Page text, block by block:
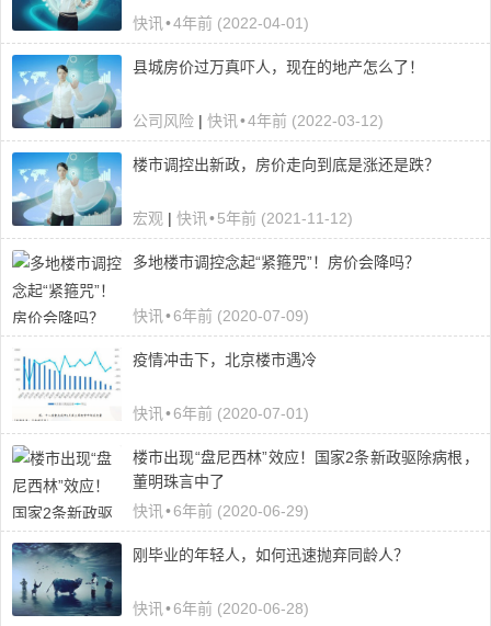
快讯 •4年前 (2022-04-01)
县城房价过万真吓人，现在的地产怎么了！
公司风险 | 快讯 •4年前 (2022-03-12)
楼市调控出新政，房价走向到底是涨还是跌？
宏观 | 快讯 •5年前 (2021-11-12)
多地楼市调控念起“紧箍咒”！房价会降吗？
快讯 •6年前 (2020-07-09)
疫情冲击下，北京楼市遇冷
快讯 •6年前 (2020-07-01)
楼市出现“盘尼西林”效应！国家2条新政驱除病根，
董明珠言中了
快讯 •6年前 (2020-06-29)
刚毕业的年轻人，如何迅速抛弃同龄人？
快讯 •6年前 (2020-06-28)